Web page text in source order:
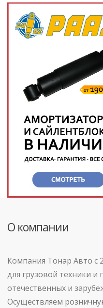
О компании
Компания Тонар Авто с
для грузовой техники и
отечественных и
Осуществляем